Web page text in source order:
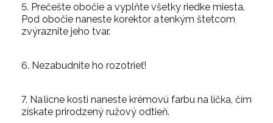
5. Prečešte obočie a vyplňte všetky riedke miesta.
Pod obočie naneste korektor a tenkým štetcom
zvýraznite jeho tvar.
6. Nezabudnite ho rozotrieť!
7. Na lícne kosti naneste krémovú farbu na líčka, čím
získate prirodzený ružový odtieň.